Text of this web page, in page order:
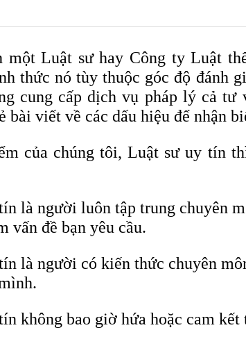
một Luật sư hay Công ty Luật
thức nó tùy thuộc góc độ đánh
cung cấp dịch vụ pháp lý cả
bài viết về các dấu hiệu để nhận
của chúng tôi, Luật sư uy tín
là người luôn tập trung chuyên
vấn đề bạn yêu cầu.
là người có kiến thức chuyên
không bao giờ hứa hoặc cam